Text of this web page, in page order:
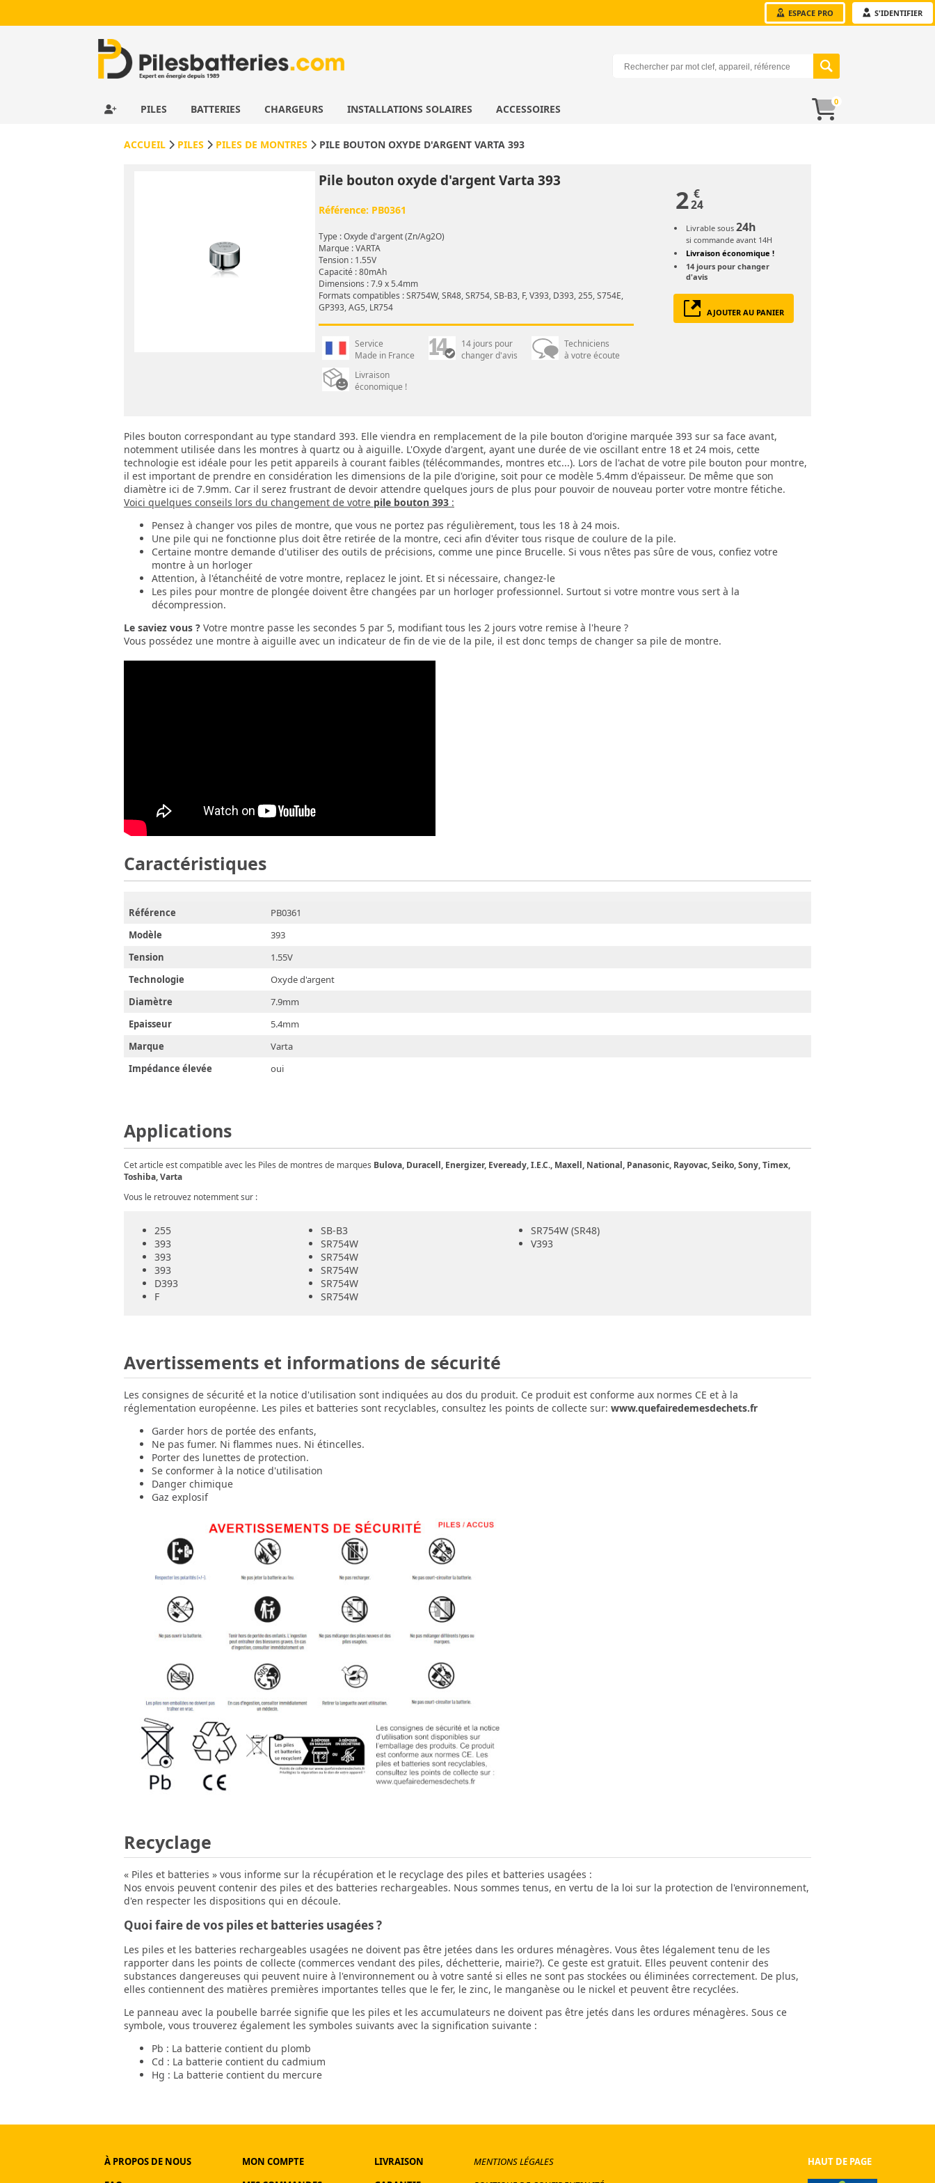
ESPACE PRO S'IDENTIFIER
PILES BATTERIES CHARGEURS INSTALLATIONS SOLAIRES ACCESSOIRES
0
ACCUEIL PILES PILES DE MONTRES PILE BOUTON OXYDE D'ARGENT VARTA 393
Pile bouton oxyde d'argent Varta 393
Référence: PB0361
Type : Oxyde d'argent (Zn/Ag2O)
Marque : VARTA
Tension : 1.55V
Capacité : 80mAh
Dimensions : 7.9 x 5.4mm
Formats compatibles : SR754W, SR48, SR754, SB-B3, F, V393, D393, 255, S754E,
GP393, AG5, LR754
Service
Made in France
14 jours pour
changer d'avis
Techniciens
à votre écoute
Livraison
économique !
2 €
24
Livrable sous 24h
si commande avant 14H
Livraison économique !
14 jours pour changer
d'avis
AJOUTER AU PANIER
Piles bouton correspondant au type standard 393. Elle viendra en remplacement de la pile bouton d'origine marquée 393 sur sa face avant,
notemment utilisée dans les montres à quartz ou à aiguille. L'Oxyde d'argent, ayant une durée de vie oscillant entre 18 et 24 mois, cette
technologie est idéale pour les petit appareils à courant faibles (télécommandes, montres etc...). Lors de l'achat de votre pile bouton pour montre,
il est important de prendre en considération les dimensions de la pile d'origine, soit pour ce modèle 5.4mm d'épaisseur. De même que son
diamètre ici de 7.9mm. Car il serez frustrant de devoir attendre quelques jours de plus pour pouvoir de nouveau porter votre montre fétiche.
Voici quelques conseils lors du changement de votre pile bouton 393 :
Pensez à changer vos piles de montre, que vous ne portez pas régulièrement, tous les 18 à 24 mois.
Une pile qui ne fonctionne plus doit être retirée de la montre, ceci afin d'éviter tous risque de coulure de la pile.
Certaine montre demande d'utiliser des outils de précisions, comme une pince Brucelle. Si vous n'êtes pas sûre de vous, confiez votre
montre à un horloger
Attention, à l'étanchéité de votre montre, replacez le joint. Et si nécessaire, changez-le
Les piles pour montre de plongée doivent être changées par un horloger professionnel. Surtout si votre montre vous sert à la
décompression.
Le saviez vous ? Votre montre passe les secondes 5 par 5, modifiant tous les 2 jours votre remise à l'heure ?
Vous possédez une montre à aiguille avec un indicateur de fin de vie de la pile, il est donc temps de changer sa pile de montre.
Caractéristiques
Référence
PB0361
Modèle
393
Tension
1.55V
Technologie
Oxyde d'argent
Diamètre
7.9mm
Epaisseur
5.4mm
Marque
Varta
Impédance élevée
oui
Applications
Cet article est compatible avec les Piles de montres de marques Bulova, Duracell, Energizer, Eveready, I.E.C., Maxell, National, Panasonic, Rayovac, Seiko, Sony, Timex,
Toshiba, Varta
Vous le retrouvez notemment sur :
255
393
393
393
D393
F
SB-B3
SR754W
SR754W
SR754W
SR754W
SR754W
SR754W (SR48)
V393
Avertissements et informations de sécurité
Les consignes de sécurité et la notice d'utilisation sont indiquées au dos du produit. Ce produit est conforme aux normes CE et à la
réglementation européenne. Les piles et batteries sont recyclables, consultez les points de collecte sur: www.quefairedemesdechets.fr
Garder hors de portée des enfants,
Ne pas fumer. Ni flammes nues. Ni étincelles.
Porter des lunettes de protection.
Se conformer à la notice d'utilisation
Danger chimique
Gaz explosif
Recyclage
« Piles et batteries » vous informe sur la récupération et le recyclage des piles et batteries usagées :
Nos envois peuvent contenir des piles et des batteries rechargeables. Nous sommes tenus, en vertu de la loi sur la protection de l'environnement,
d'en respecter les dispositions qui en découle.
Quoi faire de vos piles et batteries usagées ?
Les piles et les batteries rechargeables usagées ne doivent pas être jetées dans les ordures ménagères. Vous êtes légalement tenu de les
rapporter dans les points de collecte (commerces vendant des piles, déchetterie, mairie?). Ce geste est gratuit. Elles peuvent contenir des
substances dangereuses qui peuvent nuire à l'environnement ou à votre santé si elles ne sont pas stockées ou éliminées correctement. De plus,
elles contiennent des matières premières importantes telles que le fer, le zinc, le manganèse ou le nickel et peuvent être recyclées.
Le panneau avec la poubelle barrée signifie que les piles et les accumulateurs ne doivent pas être jetés dans les ordures ménagères. Sous ce
symbole, vous trouverez également les symboles suivants avec la signification suivante :
Pb : La batterie contient du plomb
Cd : La batterie contient du cadmium
Hg : La batterie contient du mercure
À PROPOS DE NOUS
MON COMPTE
LIVRAISON
MENTIONS LÉGALES
HAUT DE PAGE